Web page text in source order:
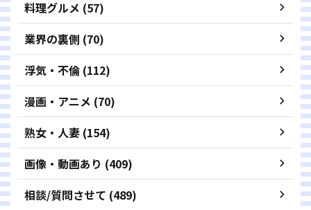
料理グルメ (57)
業界の裏側 (70)
浮気・不倫 (112)
漫画・アニメ (70)
熟女・人妻 (154)
画像・動画あり (409)
相談/質問させて (489)